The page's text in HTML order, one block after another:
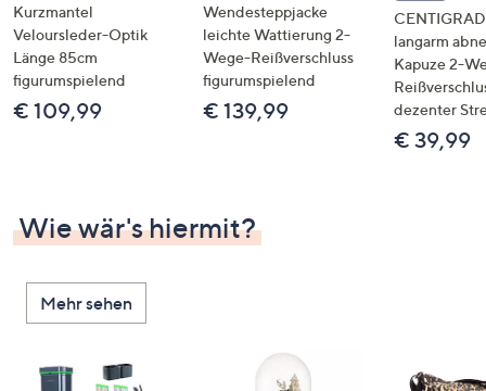
Kurzmantel
Veloursleder-Optik
Länge 85cm
figurumspielend
€ 109,99
Wendesteppjacke
leichte Wattierung 2-
Wege-Reißverschluss
figurumspielend
€ 139,99
langarm
Kapuze 2-
dezenter
€ 39,99
Wie wär's hiermit?
Mehr sehen